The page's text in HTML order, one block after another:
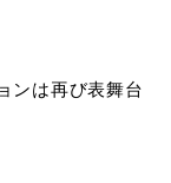
ンは再び表舞台